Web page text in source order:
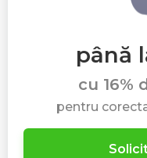
până
cu 16%
pentru